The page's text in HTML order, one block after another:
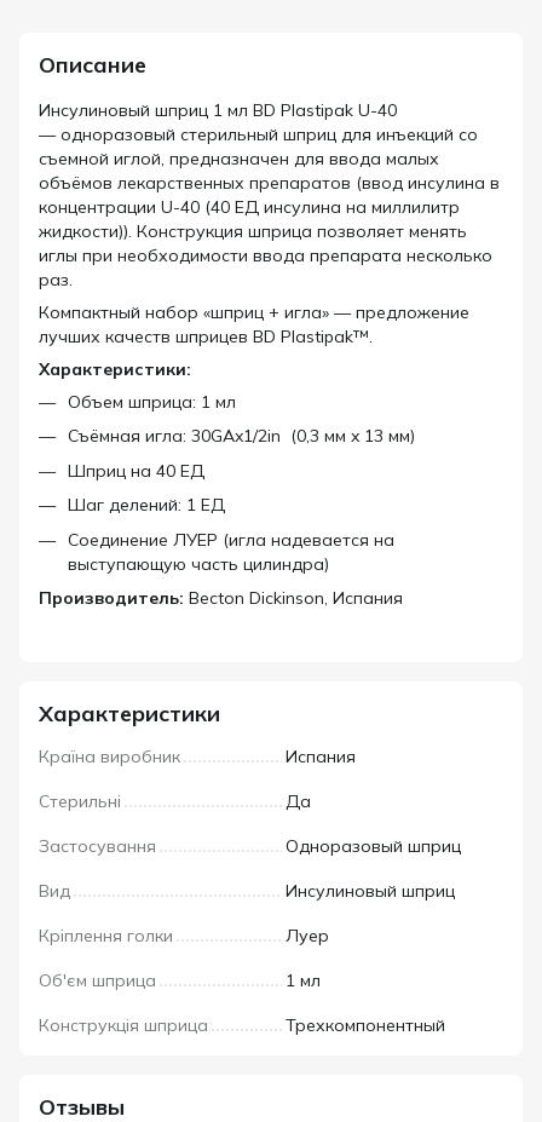
Описание
Инсулиновый шприц 1 мл BD Plastipak U-40
— одноразовый стерильный шприц для инъекций со
съемной иглой, предназначен для ввода малых
объёмов лекарственных препаратов (ввод инсулина в
концентрации U-40 (40 ЕД инсулина на миллилитр
жидкости)). Конструкция шприца позволяет менять
иглы при необходимости ввода препарата несколько
раз.
Компактный набор «шприц + игла» — предложение
лучших качеств шприцев BD Plastipak™.
Характеристики:
Объем шприца: 1 мл
Съёмная игла: 30GAx1/2in (0,3 мм x 13 мм)
Шприц на 40 ЕД
Шаг делений: 1 ЕД
Соединение ЛУЕР (игла надевается на
выступающую часть цилиндра)
Производитель: Becton Dickinson, Испания
Характеристики
Країна виробник Испания
Стерильні Да
Застосування Одноразовый шприц
Вид Инсулиновый шприц
Кріплення голки Луер
Об'єм шприца 1 мл
Конструкція шприца Трехкомпонентный
Отзывы